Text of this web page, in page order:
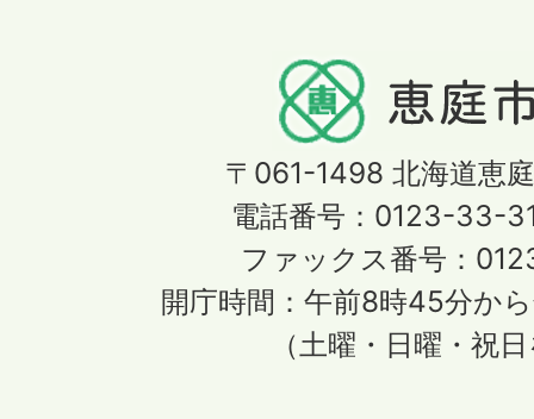
〒061-1498 北海道恵
電話番号：0123-33-
ファックス番号：
開庁時間：午前8時45分か
（土曜・日曜・祝